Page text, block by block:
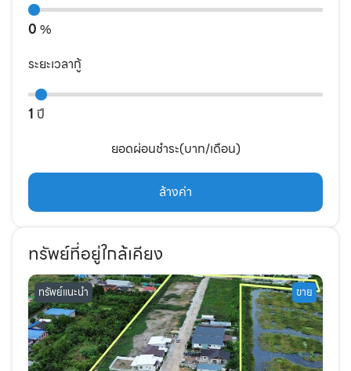
0 %
ระยะเวลากู้
1 ปี
ยอดผ่อนชำระ(บาท/เดือน)
ล้างค่า
ทรัพย์ที่อยู่ใกล้เคียง
ทรัพย์แนะนำ ขาย